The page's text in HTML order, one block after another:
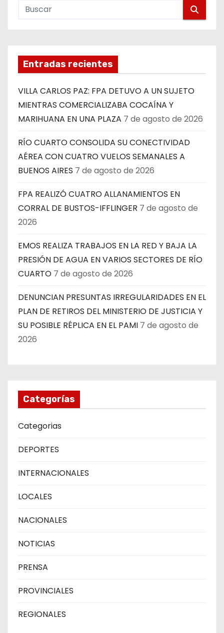
Entradas recientes
VILLA CARLOS PAZ: FPA DETUVO A UN SUJETO
MIENTRAS COMERCIALIZABA COCAÍNA Y
MARIHUANA EN UNA PLAZA 7 de agosto de 2026
RÍO CUARTO CONSOLIDA SU CONECTIVIDAD
AÉREA CON CUATRO VUELOS SEMANALES A
BUENOS AIRES 7 de agosto de 2026
FPA REALIZÓ CUATRO ALLANAMIENTOS EN
CORRAL DE BUSTOS-IFFLINGER 7 de agosto de
2026
EMOS REALIZA TRABAJOS EN LA RED Y BAJA LA
PRESIÓN DE AGUA EN VARIOS SECTORES DE RÍO
CUARTO 7 de agosto de 2026
DENUNCIAN PRESUNTAS IRREGULARIDADES EN EL
PLAN DE RETIROS DEL MINISTERIO DE JUSTICIA Y
SU POSIBLE RÉPLICA EN EL PAMI 7 de agosto de
2026
Categorías
Categorias
DEPORTES
INTERNACIONALES
LOCALES
NACIONALES
NOTICIAS
PRENSA
PROVINCIALES
REGIONALES